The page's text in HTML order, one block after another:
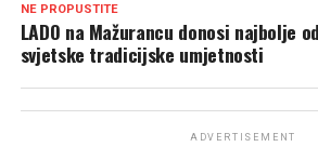
NE PROPUSTITE
LADO na Mažurancu donosi najbolje
svjetske tradicijske umjetnosti
ADVERTISEMENT